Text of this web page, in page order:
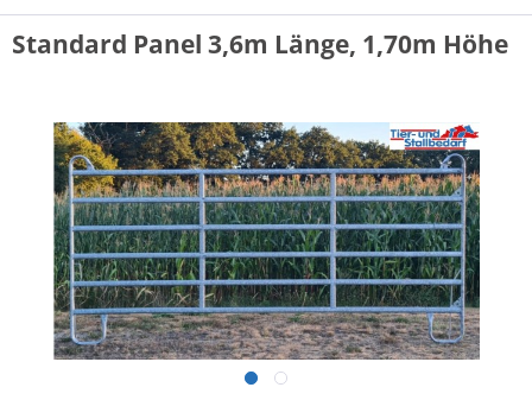
Standard Panel 3,6m Länge, 1,70m Höhe